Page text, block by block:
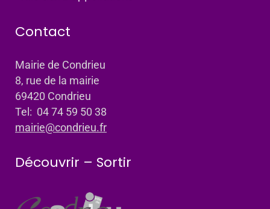
Contact
Mairie de Condrieu
8, rue de la mairie
69420 Condrieu
Tel: 04 74 59 50 38
mairie@condrieu.fr
Découvrir – Sortir